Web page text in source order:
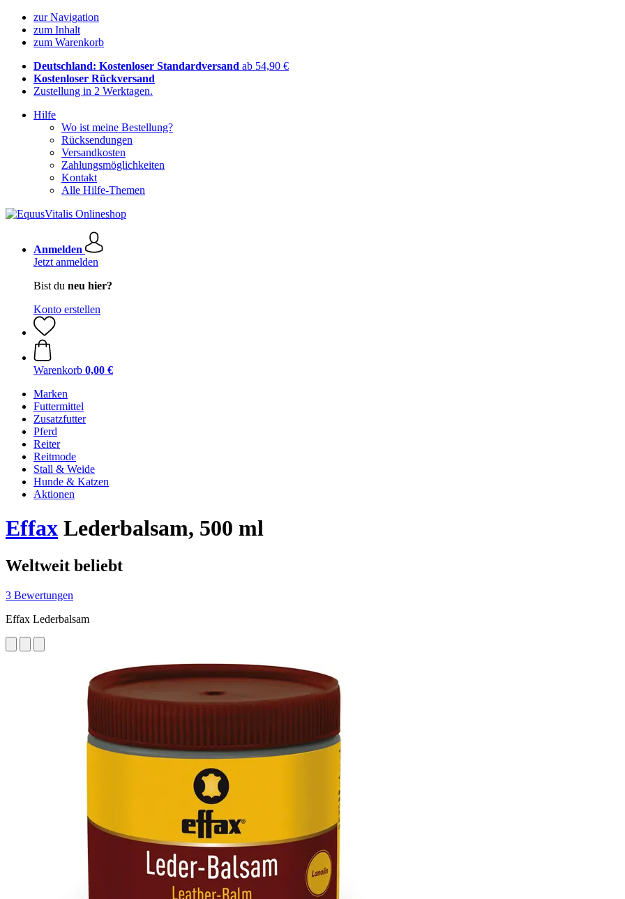
zur Navigation
zum Inhalt
zum Warenkorb
Deutschland: Kostenloser Standardversand ab 54,90 €
Kostenloser Rückversand
Zustellung in 2 Werktagen.
Hilfe
Wo ist meine Bestellung?
Rücksendungen
Versandkosten
Zahlungsmöglichkeiten
Kontakt
Alle Hilfe-Themen
Anmelden
Jetzt anmelden
Bist du neu hier?
Konto erstellen
Warenkorb 0,00 €
Marken
Futtermittel
Zusatzfutter
Pferd
Reiter
Reitmode
Stall & Weide
Hunde & Katzen
Aktionen
Effax Lederbalsam, 500 ml
Weltweit beliebt
3 Bewertungen
Effax Lederbalsam